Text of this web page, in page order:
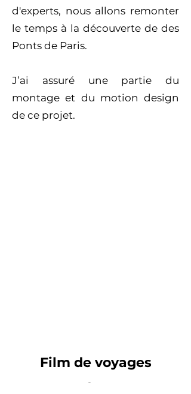
d'experts, nous allons remonter
le temps à la découverte de des
Ponts de Paris.
J’ai assuré une partie du
montage et du motion design
de ce projet.
Film de voyages
Tour d'europe